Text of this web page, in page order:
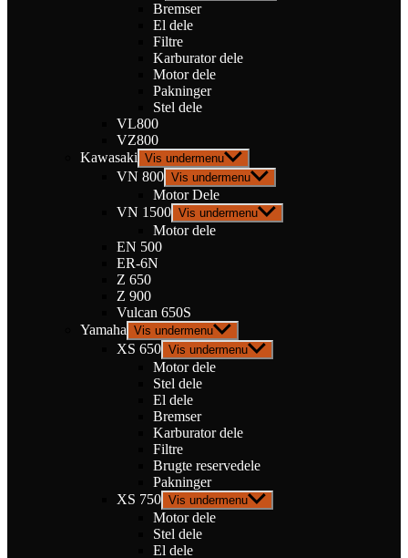
Bremser
El dele
Filtre
Karburator dele
Motor dele
Pakninger
Stel dele
VL800
VZ800
Kawasaki Vis undermenu
VN 800 Vis undermenu
Motor Dele
VN 1500 Vis undermenu
Motor dele
EN 500
ER-6N
Z 650
Z 900
Vulcan 650S
Yamaha Vis undermenu
XS 650 Vis undermenu
Motor dele
Stel dele
El dele
Bremser
Karburator dele
Filtre
Brugte reservedele
Pakninger
XS 750 Vis undermenu
Motor dele
Stel dele
El dele